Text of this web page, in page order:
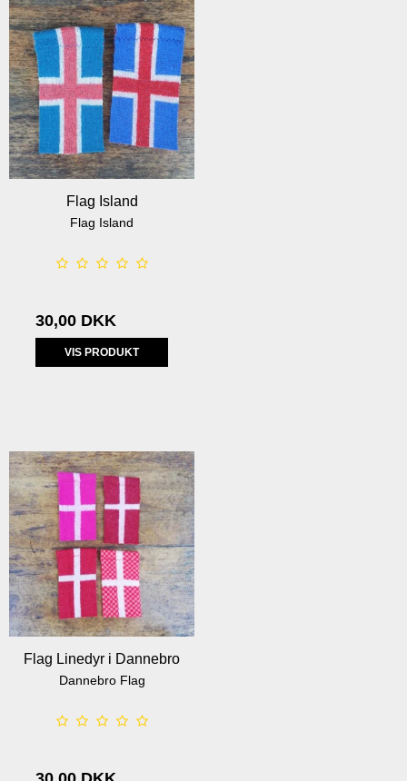
Flag Island
Flag Island
30,00 DKK
VIS PRODUKT
Flag Linedyr i Dannebro
Dannebro Flag